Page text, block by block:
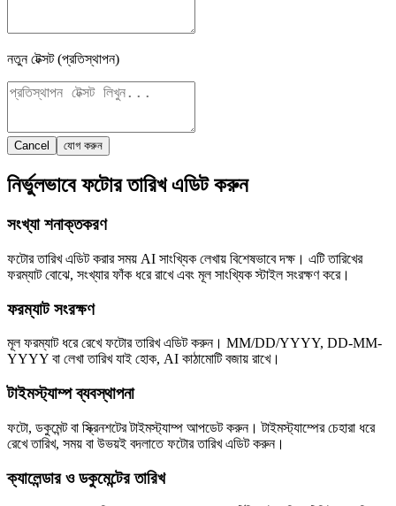
নতুন টেক্সট (প্রতিস্থাপন)
Cancel যোগ করুন
নির্ভুলভাবে ফটোর তারিখ এডিট করুন
সংখ্যা শনাক্তকরণ
ফটোর তারিখ এডিট করার সময় AI সাংখ্যিক লেখায় বিশেষভাবে দক্ষ। এটি তারিখের
ফরম্যাট বোঝে, সংখ্যার ফাঁক ধরে রাখে এবং মূল সাংখ্যিক স্টাইল সংরক্ষণ করে।
ফরম্যাট সংরক্ষণ
মূল ফরম্যাট ধরে রেখে ফটোর তারিখ এডিট করুন। MM/DD/YYYY, DD-MM-
YYYY বা লেখা তারিখ যাই হোক, AI কাঠামোটি বজায় রাখে।
টাইমস্ট্যাম্প ব্যবস্থাপনা
ফটো, ডকুমেন্ট বা স্ক্রিনশটের টাইমস্ট্যাম্প আপডেট করুন। টাইমস্ট্যাম্পের চেহারা ধরে
রেখে তারিখ, সময় বা উভয়ই বদলাতে ফটোর তারিখ এডিট করুন।
ক্যালেন্ডার ও ডকুমেন্টের তারিখ